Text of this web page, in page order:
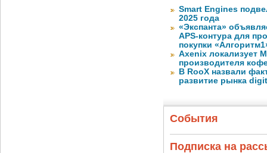
Smart Engines
2025 года
«Экспанта»
APS-контура для
покупки
Axenix локализует
производителя
В RooX назвали
развитие рынка
События
Подписка на